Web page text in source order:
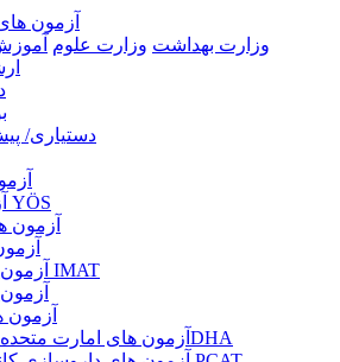
آزمون
وزارت بهداشت وزارت علوم
دستیاری/
آزمون تركيه YÖS
آزمون
آزمون آیمت ایتالیا IMAT
آزمون
آزمون های امارت متحده عربی(دبی)DHA